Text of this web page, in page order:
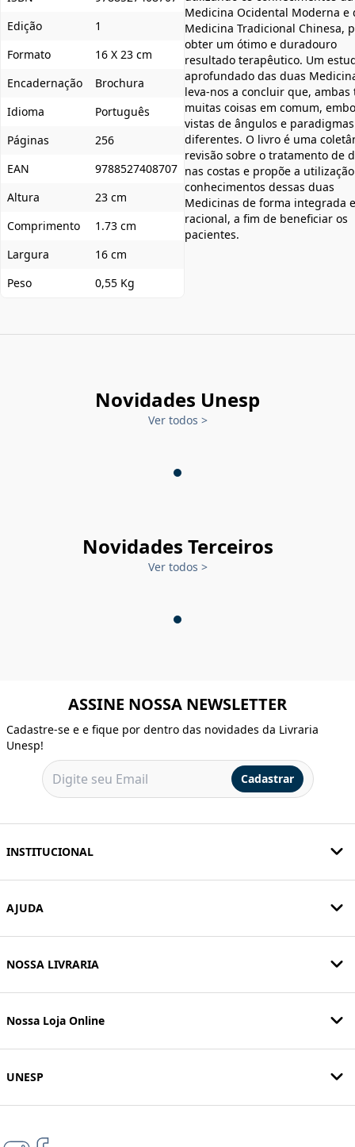
Edição
1
Formato
16 X 23 cm
Encadernação
Brochura
Idioma
Português
Páginas
256
EAN
9788527408707
Altura
23 cm
Comprimento
1.73 cm
Largura
16 cm
Peso
0,55 Kg
Medicina Ocidental Moderna e
Medicina Tradicional Chinesa,
obter um ótimo e duradouro
resultado terapêutico. Um
aprofundado das duas
leva-nos a concluir que, ambas
muitas coisas em comum,
vistas de ângulos e paradigmas
diferentes. O livro é uma
revisão sobre o tratamento de
nas costas e propõe a
conhecimentos dessas duas
Medicinas de forma integrada e
racional, a fim de beneficiar os
pacientes.
Novidades Unesp
Ver todos >
Novidades Terceiros
Ver todos >
ASSINE NOSSA NEWSLETTER
Cadastre-se e e fique por dentro das novidades da Livraria
Unesp!
Cadastrar
INSTITUCIONAL
AJUDA
NOSSA LIVRARIA
Nossa Loja Online
UNESP